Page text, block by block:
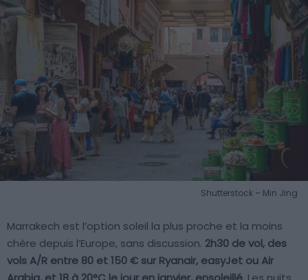
Shutterstock – Min Jing
Marrakech est l’option soleil la plus proche et la moins
chère depuis l’Europe, sans discussion. 2h30 de vol, des
vols A/R entre 80 et 150 € sur Ryanair, easyJet ou Air